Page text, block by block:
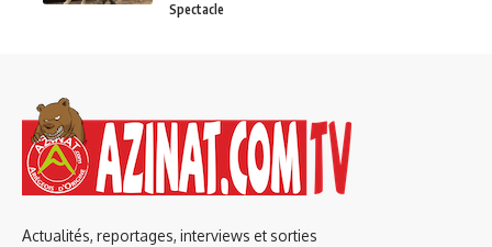
Spectacle
Actualités, reportages, interviews et sorties